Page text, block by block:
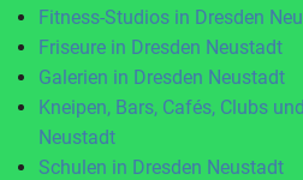
Fitness-Studios in Dresden
Friseure in Dresden Neustadt
Galerien in Dresden Neustadt
Kneipen, Bars, Cafés, Clubs
Neustadt
Schulen in Dresden Neustadt